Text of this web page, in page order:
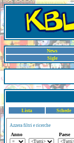
News
Sigle
Lista Schede
Azzera filtri e ricerche
Anno Paese